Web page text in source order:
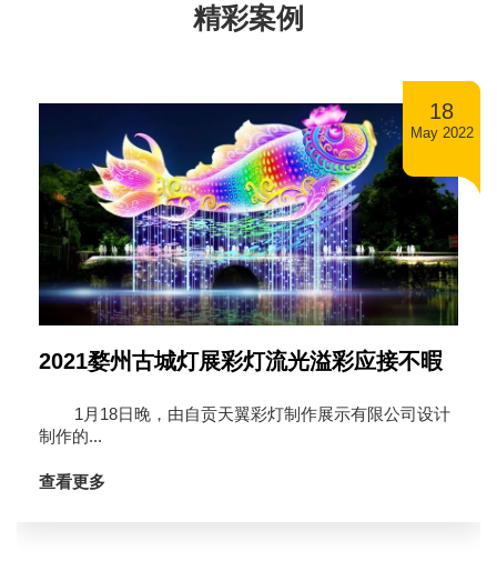
精彩案例
18
May 2022
金华2020年春节主题彩灯灯会来啦！
相比去年，今年的春节氛围营造规模更大、范围更广。公
共部位42个重要节点布置彩门或彩灯，相比去年增加了12